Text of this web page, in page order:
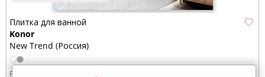
Плитка для ванной
Konor
New Trend (Россия)
Размер: